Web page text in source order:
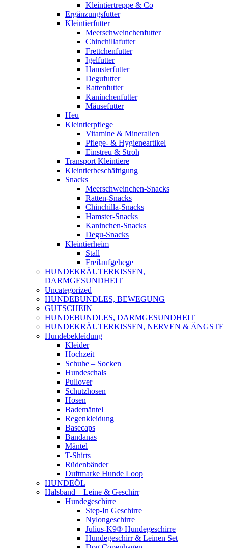
Kleintiertreppe & Co
Ergänzungsfutter
Kleintierfutter
Meerschweinchenfutter
Chinchillafutter
Frettchenfutter
Igelfutter
Hamsterfutter
Degufutter
Rattenfutter
Kaninchenfutter
Mäusefutter
Heu
Kleintierpflege
Vitamine & Mineralien
Pflege- & Hygieneartikel
Einstreu & Stroh
Transport Kleintiere
Kleintierbeschäftigung
Snacks
Meerschweinchen-Snacks
Ratten-Snacks
Chinchilla-Snacks
Hamster-Snacks
Kaninchen-Snacks
Degu-Snacks
Kleintierheim
Stall
Freilaufgehege
HUNDEKRÄUTERKISSEN,
DARMGESUNDHEIT
Uncategorized
HUNDEBUNDLES, BEWEGUNG
GUTSCHEIN
HUNDEBUNDLES, DARMGESUNDHEIT
HUNDEKRÄUTERKISSEN, NERVEN & ÄNGSTE
Hundebekleidung
Kleider
Hochzeit
Schuhe – Socken
Hundeschals
Pullover
Schutzhosen
Hosen
Bademäntel
Regenkleidung
Basecaps
Bandanas
Mäntel
T-Shirts
Rüdenbänder
Duftmarke Hunde Loop
HUNDEÖL
Halsband – Leine & Geschirr
Hundegeschirre
Step-In Geschirre
Nylongeschirre
Julius-K9® Hundegeschirre
Hundegeschirr & Leinen Set